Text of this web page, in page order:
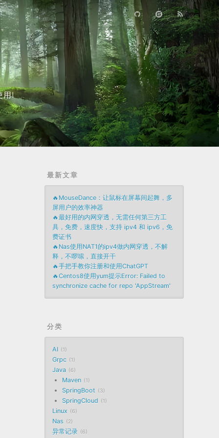
用!
最新文章
🔥MouseDance：让鼠标在屏幕间起舞，多
屏用户的效率神器
🔥最好用的内网穿透，无需任何第三方工
具，免费，速度快，支持 ipv4 和 ipv6，免
费证书
🔥Nas使用NAT1的ipv4做内网穿透，不解
释，不啰嗦，直接开干
🔥手把手教你注册和使用ChatGPT
🔥Centos8使用yum提示Error: Failed to
synchronize cache for repo 'AppStream'
分类
AI 1
Grpc 1
Java 6
Maven 1
SpringBoot 3
SpringCloud 1
Linux 6
Nas 2
异常记录 6